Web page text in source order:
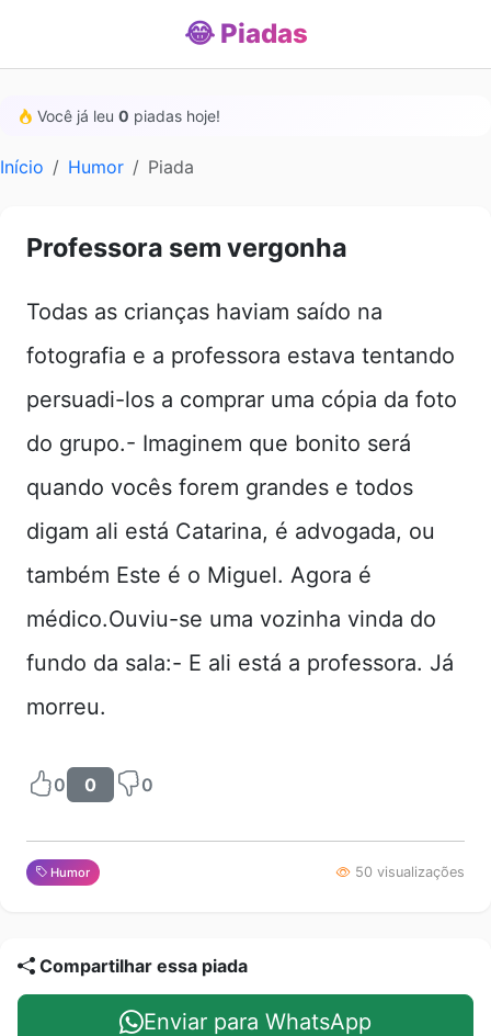
😂 Piadas
Você já leu 0 piadas hoje!
Início Humor Piada
Professora sem vergonha
Todas as crianças haviam saído na
fotografia e a professora estava tentando
persuadi-los a comprar uma cópia da foto
do grupo.- Imaginem que bonito será
quando vocês forem grandes e todos
digam ali está Catarina, é advogada, ou
também Este é o Miguel. Agora é
médico.Ouviu-se uma vozinha vinda do
fundo da sala:- E ali está a professora. Já
morreu.
0 0 0
Humor 50 visualizações
Compartilhar essa piada
Enviar para WhatsApp